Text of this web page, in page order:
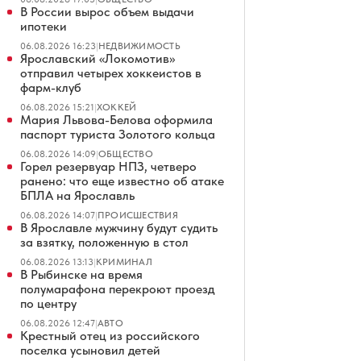
В России вырос объем выдачи
ипотеки
06.08.2026 16:23|НЕДВИЖИМОСТЬ
Ярославский «Локомотив»
отправил четырех хоккеистов в
фарм-клуб
06.08.2026 15:21|ХОККЕЙ
Мария Львова-Белова оформила
паспорт туриста Золотого кольца
06.08.2026 14:09|ОБЩЕСТВО
Горел резервуар НПЗ, четверо
ранено: что еще известно об атаке
БПЛА на Ярославль
06.08.2026 14:07|ПРОИСШЕСТВИЯ
В Ярославле мужчину будут судить
за взятку, положенную в стол
06.08.2026 13:13|КРИМИНАЛ
В Рыбинске на время
полумарафона перекроют проезд
по центру
06.08.2026 12:47|АВТО
Крестный отец из российского
поселка усыновил детей